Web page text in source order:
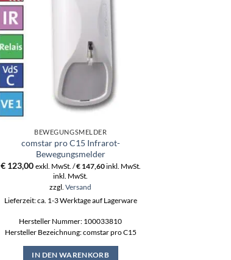
BEWEGUNGSMELDER
comstar pro C15 Infrarot-
Bewegungsmelder
€123,00 exkl. MwSt. /€147,60inkl. MwSt.
inkl. MwSt.
zzgl.Versand
Lieferzeit: ca. 1-3 Werktage auf Lagerware
Hersteller Nummer: 100033810
Hersteller Bezeichnung: comstar pro C15
IN DEN WARENKORB